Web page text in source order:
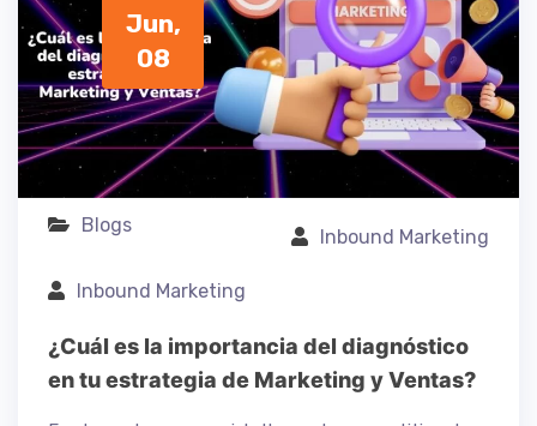
Jun,
08
Blogs
Inbound Marketing
Inbound Marketing
¿Cuál es la importancia del diagnóstico
en tu estrategia de Marketing y Ventas?